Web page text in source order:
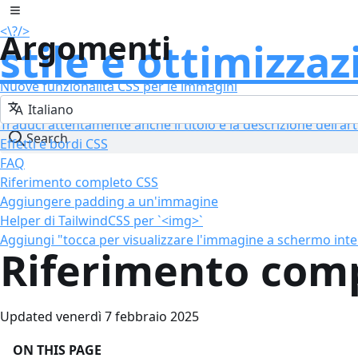
Salta al contenuto
Toggle sidebar
<\?/>
stile e
Search
Argomenti
Nuove funzionalità CSS per le immagini
Traduci anche con attenzione il titolo e la descrizione
Traduci attentamente anche il titolo e la descrizione
Effetti e bordi CSS
FAQ
Riferimento completo CSS
Aggiungere padding a un'immagine
Helper di TailwindCSS per `<img>`
Aggiungi "tocca per visualizzare l'immagine a schermo
Riferimento
Updated venerdì 7 febbraio 2025
ON THIS PAGE